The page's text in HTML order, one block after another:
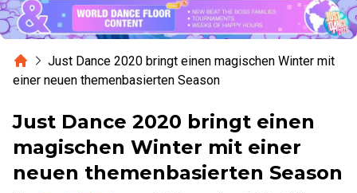
HomeJust Dance 2020 bringt einen magischen Winter mit
einer neuen themenbasierten Season
Just Dance 2020 bringt einen
magischen Winter mit einer
neuen themenbasierten Season